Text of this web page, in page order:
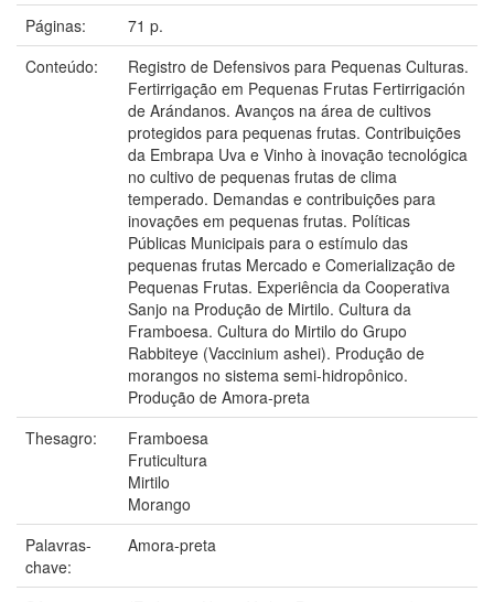
Páginas:
71 p.
Conteúdo:
Registro de Defensivos para Pequenas Culturas.
Fertirrigação em Pequenas Frutas Fertirrigación
de Arándanos. Avanços na área de cultivos
protegidos para pequenas frutas. Contribuições
da Embrapa Uva e Vinho à inovação tecnológica
no cultivo de pequenas frutas de clima
temperado. Demandas e contribuições para
inovações em pequenas frutas. Políticas
Públicas Municipais para o estímulo das
pequenas frutas Mercado e Comerialização de
Pequenas Frutas. Experiência da Cooperativa
Sanjo na Produção de Mirtilo. Cultura da
Framboesa. Cultura do Mirtilo do Grupo
Rabbiteye (Vaccinium ashei). Produção de
morangos no sistema semi-hidropônico.
Produção de Amora-preta
Thesagro:
Framboesa
Fruticultura
Mirtilo
Morango
Palavras-
chave:
Amora-preta